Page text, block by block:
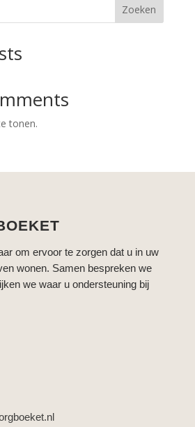
Zoeken
tonen.
om ervoor te zorgen dat u in uw
wonen. Samen bespreken we
we waar u ondersteuning bij